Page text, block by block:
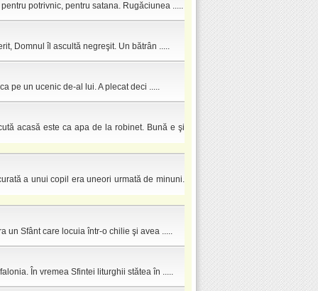
potrivnic, pentru satana. Rugăciunea .....
Domnul îl ascultă negreşit. Un bătrân .....
pe un ucenic de-al lui. A plecat deci .....
acasă este ca apa de la robinet. Bună e şi
a unui copil era uneori urmată de minuni.
un Sfânt care locuia într-o chilie şi avea .....
În vremea Sfintei liturghii stătea în .....